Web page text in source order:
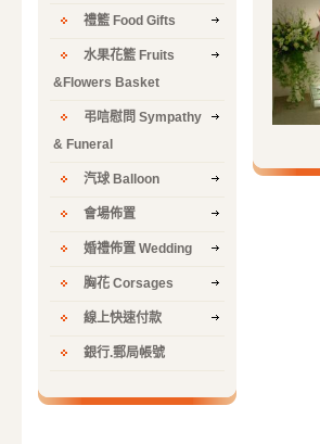
禮籃 Food Gifts
水果花籃 Fruits
&Flowers Basket
弔唁慰問 Sympathy
& Funeral
汽球 Balloon
會場佈置
婚禮佈置 Wedding
胸花 Corsages
線上快速付款
銀行.郵局帳號